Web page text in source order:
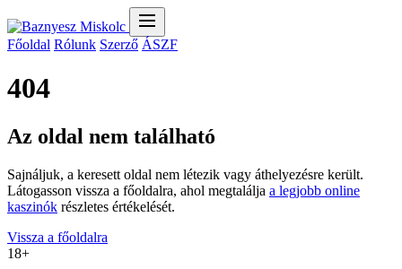
Főoldal Rólunk Szerző ÁSZF
404
Az oldal nem található
Sajnáljuk, a keresett oldal nem létezik vagy áthelyezésre került.
Látogasson vissza a főoldalra, ahol megtalálja a legjobb online
kaszinók részletes értékelését.
Vissza a főoldalra
18+